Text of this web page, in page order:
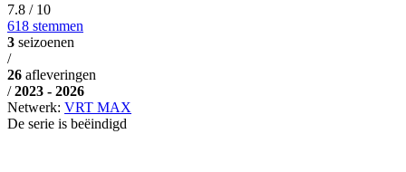
7.8 / 10
618 stemmen
3 seizoenen
/
26 afleveringen
/ 2023 - 2026
Netwerk: VRT MAX
De serie is beëindigd